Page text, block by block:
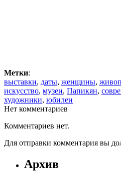
Метки:
выставки, даты, женщины,
искусство, музеи, Папикян,
художники, юбилеи
Нет комментариев
Комментариев нет.
Для отправки комментария вы
Архив